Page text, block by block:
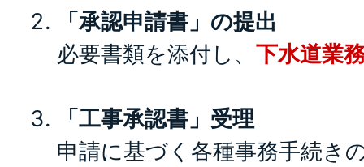
「承認申請書」の提出
必要書類を添付し、 下水道業
「工事承認書」受理
申請に基づく各種事務手続き